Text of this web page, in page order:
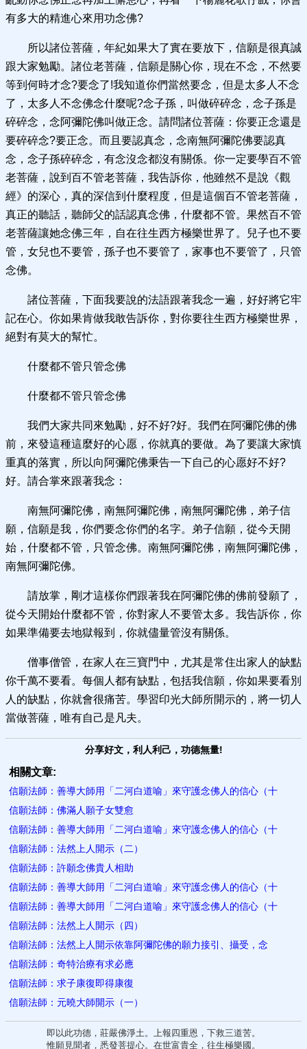
有多大的精進心來用功念佛?
所以諸位菩薩，年紀如果大了實在要放下，信願是很真誠
跟大家勉勵。諸位老菩薩，信願是關心你，現在不念，不然要
等到何時才念?要念了!我知道你們當然要念，但是太多人不念
了，太多人不念佛念什麼呢?念子孫，叫做碎碎念，念子孫是
碎碎念，念阿彌陀佛叫做正念。請問諸位菩薩：你要正念還是
要碎碎念?要正念。而且要認真念，念南無阿彌陀佛要認真
念，念子孫碎碎念，有念沒念都沒有關係。你一定要學百不管
老菩薩，說到百不管老菩薩，我告訴你，他雖然不是說《觀
經》的深心，真的深信到什麼程度，但是這個百不管老菩薩，
真正的聽話，聽師父的話認真念佛，什麼都不管。果然百不管
老菩薩讓她念佛三年，自在往生西方極樂世界了。兒子也不要
管，女兒也不要管，孫子也不要管了，家事也不要管了，只管
念佛。
諸位菩薩，下面我要說的法語跟著我念一遍，好好將它牢
記在心。你如果肯做我敢告訴你，對你要往生西方極樂世界，
絕對有莫大的幫忙。
什麼都不管只管念佛
什麼都不管只管念佛
我們大家共同來勉勵，好不好?好。我們在阿彌陀佛的佛
前，來發這種這麼好的心愿，你就真的要做。為了要讓大家慎
重真的落實，所以向阿彌陀佛秉告一下自己的心愿好不好?
好。請合掌來跟著我念：
南無阿彌陀佛，南無阿彌陀佛，南無阿彌陀佛，弟子信
願，信願是我，你們要念你們的名字。弟子信願，從今天開
始，什麼都不管，只管念佛。南無阿彌陀佛，南無阿彌陀佛，
南無阿彌陀佛。
請放掌，剛才這樣你們跟著我在阿彌陀佛的佛前發願了，
從今天開始什麼都不管，你對家人不要管太多。我告訴你，你
如果準備要去地獄報到，你就儘量管沒有關係。
僧事僧管，在家人在三寶門中，尤其是常住出家人的缺點
你千萬不要看。每個人都有缺點，包括我信願，你如果要看別
人的缺點，你就會很痛苦。學習印光大師所開示的，將一切人
當做菩薩，唯有自己是凡夫。
分享好文，利人利己，功德無量!
相關文章:
信願法師：善導大師用「二河白道喻」來守護念佛人的信心（十
信願法師：佛滿人願子女雙愈
信願法師：善導大師用「二河白道喻」來守護念佛人的信心（十
信願法師：法然上人開示（二）
信願法師：許願念佛貴人相助
信願法師：善導大師用「二河白道喻」來守護念佛人的信心（十
信願法師：善導大師用「二河白道喻」來守護念佛人的信心（十
信願法師：法然上人開示（四）
信願法師：法然上人開示依靠阿彌陀佛的願力接引、攝受，念
信願法師：奇特治療有求必應
信願法師：求子康復即得康復
信願法師：元曉大師開示（一）
即以此功德，莊嚴佛淨土。上報四重恩，下救三道苦。
惟願見聞者，悉發菩提心。在世富貴全，往生極樂國。